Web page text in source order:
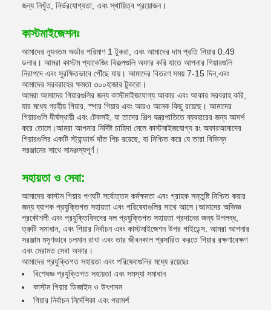
জন্য নিখুঁত, নির্ভরযোগ্যতা, এবং স্থায়িত্ব প্রয়োজন।
কাস্টমাইজেশনঃ
আমাদের ন্যূনতম অর্ডার পরিমাণ 1 টুকরা, এবং আমাদের দাম প্রতি গিয়ার 0.49
ডলার। আমরা কাস্টম প্যাকেজিং বিকল্পগুলি অফার করি যাতে আপনার গিয়ারগুলি
নিরাপদে এবং সুরক্ষিতভাবে পৌঁছে যায়। আমাদের বিতরণ সময় 7-15 দিন,এবং
আমাদের সরবরাহের ক্ষমতা ৩০০হাজার টুকরো।
আমরা আমাদের গিয়ারগুলির জন্য কাস্টমাইজযোগ্য আকার এবং আকার সরবরাহ করি,
যার মধ্যে গ্রহীয় গিয়ার, স্পার গিয়ার এবং আরও অনেক কিছু রয়েছে। আমাদের
গিয়ারগুলি দীর্ঘস্থায়ী এবং টেকসই, যা তাদের শিল্প যন্ত্রপাতিতে ব্যবহারের জন্য আদর্শ
করে তোলে।আমরা আপনার নির্দিষ্ট চাহিদা মেলে কাস্টমাইজযোগ্য রং অফারআমাদের
গিয়ারগুলির একটি স্ট্যান্ডার্ড দাঁত পিচ রয়েছে, যা নিশ্চিত করে যে তারা বিভিন্ন
সরঞ্জামের সাথে সামঞ্জস্যপূর্ণ।
সহায়তা ও সেবা:
আমাদের কাস্টম গিয়ার পণ্যটি সর্বোত্তম কর্মক্ষমতা এবং গ্রাহক সন্তুষ্টি নিশ্চিত করার
জন্য ব্যাপক প্রযুক্তিগত সহায়তা এবং পরিষেবাগুলির সাথে আসে।আমাদের অভিজ্ঞ
প্রকৌশলী এবং প্রযুক্তিবিদদের দল প্রযুক্তিগত সহায়তা প্রদানের জন্য উপলব্ধ,
ত্রুটি সমাধান, এবং গিয়ার নির্বাচন এবং কাস্টমাইজেশন উপর গাইডেন্স. আমরা আপনার
সরঞ্জাম মসৃণভাবে চলমান রাখা এবং তার জীবনকাল প্রসারিত করতে গিয়ার রক্ষণাবেক্ষণ
এবং মেরামত সেবা অফার।
আমাদের প্রযুক্তিগত সহায়তা এবং পরিষেবাগুলির মধ্যে রয়েছেঃ
বিশেষজ্ঞ প্রযুক্তিগত সহায়তা এবং সমস্যা সমাধান
কাস্টম গিয়ার ডিজাইন ও উৎপাদন
গিয়ার নির্বাচন নির্দেশিকা এবং পরামর্শ